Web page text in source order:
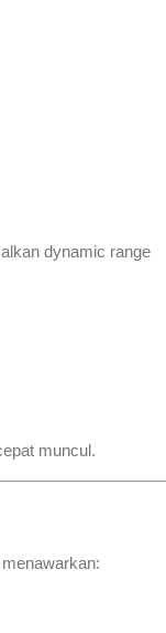
dynamic range
muncul.